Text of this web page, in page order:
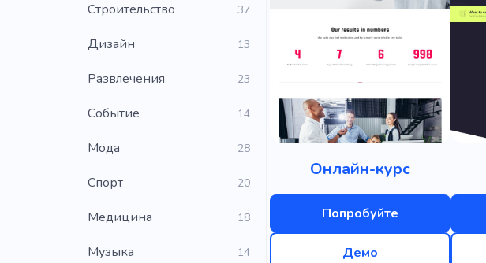
Строительство 37
Дизайн 13
Развлечения 23
Событие 14
Мода 28
Cпорт 20
Медицина 18
Музыка 14
Онлайн-курс
Попробуйте
Демо